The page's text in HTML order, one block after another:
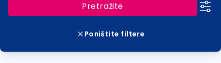
Pretražite
Poništite filtere